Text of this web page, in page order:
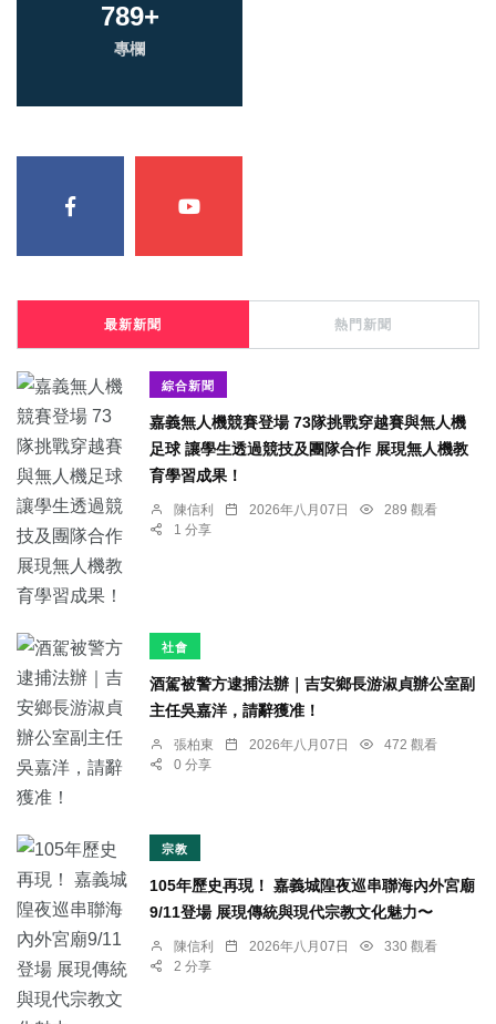
789+
專欄
最新新聞 熱門新聞
綜合新聞
嘉義無人機競賽登場 73隊挑戰穿越賽與無人機
足球 讓學生透過競技及團隊合作 展現無人機教
育學習成果！
陳信利 2026年八月07日
289 觀看
1 分享
社會
酒駕被警方逮捕法辦｜吉安鄉長游淑貞辦公室副
主任吳嘉洋，請辭獲准！
張柏東 2026年八月07日
472 觀看
0 分享
宗教
105年歷史再現！ 嘉義城隍夜巡串聯海內外宮廟
9/11登場 展現傳統與現代宗教文化魅力〜
陳信利 2026年八月07日
330 觀看
2 分享